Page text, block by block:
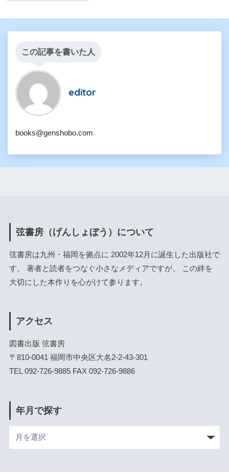
この記事を書いた人
editor
books@genshobo.com
弦書房（げんしょぼう）について
弦書房は九州・福岡を拠点に 2002年12月に誕生した出版社で
す。 著者と読者をつなぐ小さなメディアですが、 この絆を
大切にした本作りを心がけて参ります。
アクセス
図書出版 弦書房
〒810-0041 福岡市中央区大名2-2-43-301
TEL 092-726-9885 FAX 092-726-9886
年月で探す